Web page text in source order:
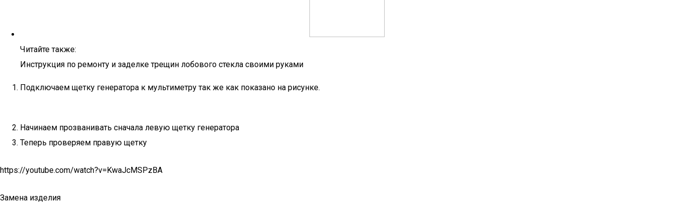
Читайте также:
Инструкция по ремонту и заделке трещин лобового стекла своими руками
Подключаем щетку генератора к мультиметру так же как показано на рисунке.
Начинаем прозванивать сначала левую щетку генератора
Теперь проверяем правую щетку
https://youtube.com/watch?v=KwaJcMSPzBA
Замена изделия